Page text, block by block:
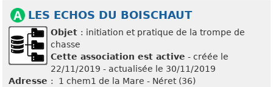
LES ECHOS DU BOISCHAUT
Objet : initiation et pratique de la trompe de
chasse
Cette association est active - créée le
22/11/2019 - actualisée le 30/11/2019
Adresse : 1 chem1 de la Mare - Néret (36)